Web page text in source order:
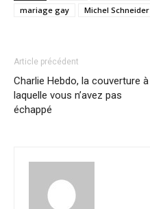
mariage gay
Michel Schneider
Article précédent
Charlie Hebdo, la couverture à
laquelle vous n’avez pas
échappé